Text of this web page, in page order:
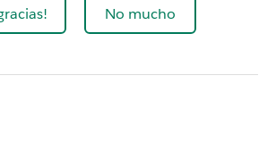
No mucho